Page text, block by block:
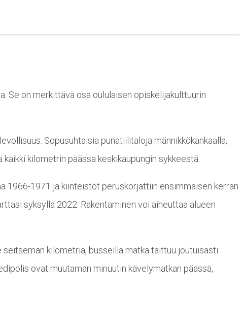
Se on merkittävä osa oululaisen opiskelijakulttuurin
Sopusuhtaisia punatiilitaloja männikkökankaalla,
kilometrin päässä keskikaupungin sykkeestä.
1966-1971 ja kiinteistöt peruskorjattiin ensimmäisen kerran
syksyllä 2022. Rakentaminen voi aiheuttaa alueen
kilometriä, busseilla matka taittuu joutuisasti.
ovat muutaman minuutin kävelymatkan päässä,